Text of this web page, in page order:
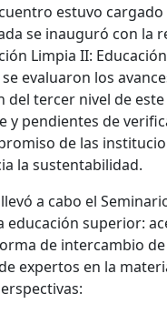
estuvo cargado
se inauguró con la
Limpia II:
evaluaron los
del tercer nivel de
y pendientes de
de las
la sustentabilidad.
a cabo el
educación superior:
de intercambio de
expertos en la